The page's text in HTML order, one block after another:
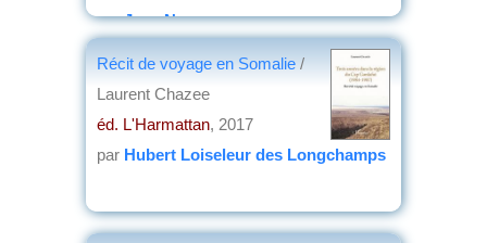
parJean Nemo
Récit de voyage en Somalie /
Laurent Chazee
éd. L'Harmattan, 2017
par Hubert Loiseleur des Longchamps